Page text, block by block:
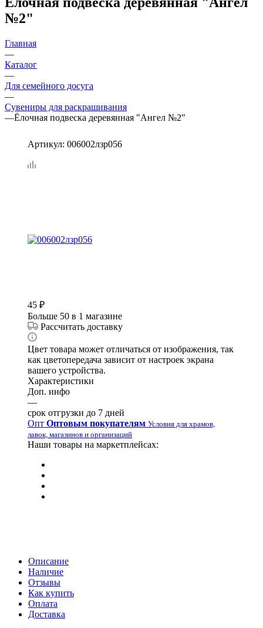
№2"
Главная
—
Каталог
—
Для семейного досуга
—
Сувениры для раскрашивания
—Ёлочная подвеска деревянная "Ангел №2"
Артикул: 006002лзр056
45 ₽
Больше 50 в 1 магазине
Рассчитать доставку
Цвет товара может отличаться от изображения, так
как цветопередача зависит от настроек экрана
вашего устройства.
Характеристики
Доп. инфо
—
срок отгрузки до 7 дней
Опт Оптовым покупателям Условия для храмов,
лавок, магазинов и организаций
Наши товары на маркетплейсах:
Описание
Наличие
Отзывы
Как купить
Оплата
Доставка